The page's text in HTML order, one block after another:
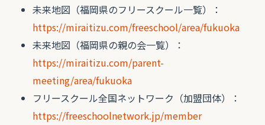
未来地図（福岡県のフリースクール一覧）：
https://miraitizu.com/freeschool/area/fukuoka
未来地図（福岡県の親の会一覧）：
https://miraitizu.com/parent-
meeting/area/fukuoka
フリースクール全国ネットワーク（加盟団体）：
https://freeschoolnetwork.jp/member